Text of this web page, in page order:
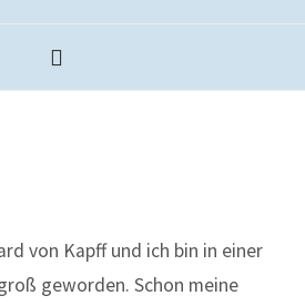
von Kapff und ich bin in einer
geworden. Schon meine